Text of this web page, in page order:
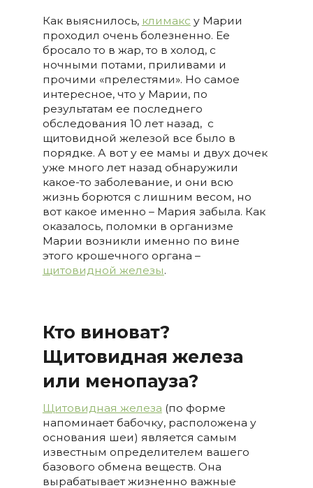
Как выяснилось, климакс у Марии
проходил очень болезненно. Ее
бросало то в жар, то в холод, с
ночными потами, приливами и
прочими «прелестями». Но самое
интересное, что у Марии, по
результатам ее последнего
обследования 10 лет назад, с
щитовидной железой все было в
порядке. А вот у ее мамы и двух дочек
уже много лет назад обнаружили
какое-то заболевание, и они всю
жизнь борются с лишним весом, но
вот какое именно – Мария забыла. Как
оказалось, поломки в организме
Марии возникли именно по вине
этого крошечного органа –
щитовидной железы.
Кто виноват?
Щитовидная железа
или менопауза?
Щитовидная железа (по форме
напоминает бабочку, расположена у
основания шеи) является самым
известным определителем вашего
базового обмена веществ. Она
вырабатывает жизненно важные